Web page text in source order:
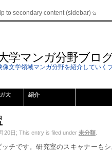
to secondary content (sidebar)
学マンガ分野ブロ
像文学領域マンガ分野を紹介していく
大
紹介
20日; This entry is filed under 未分類
ッチです。研究室のスキャナーも